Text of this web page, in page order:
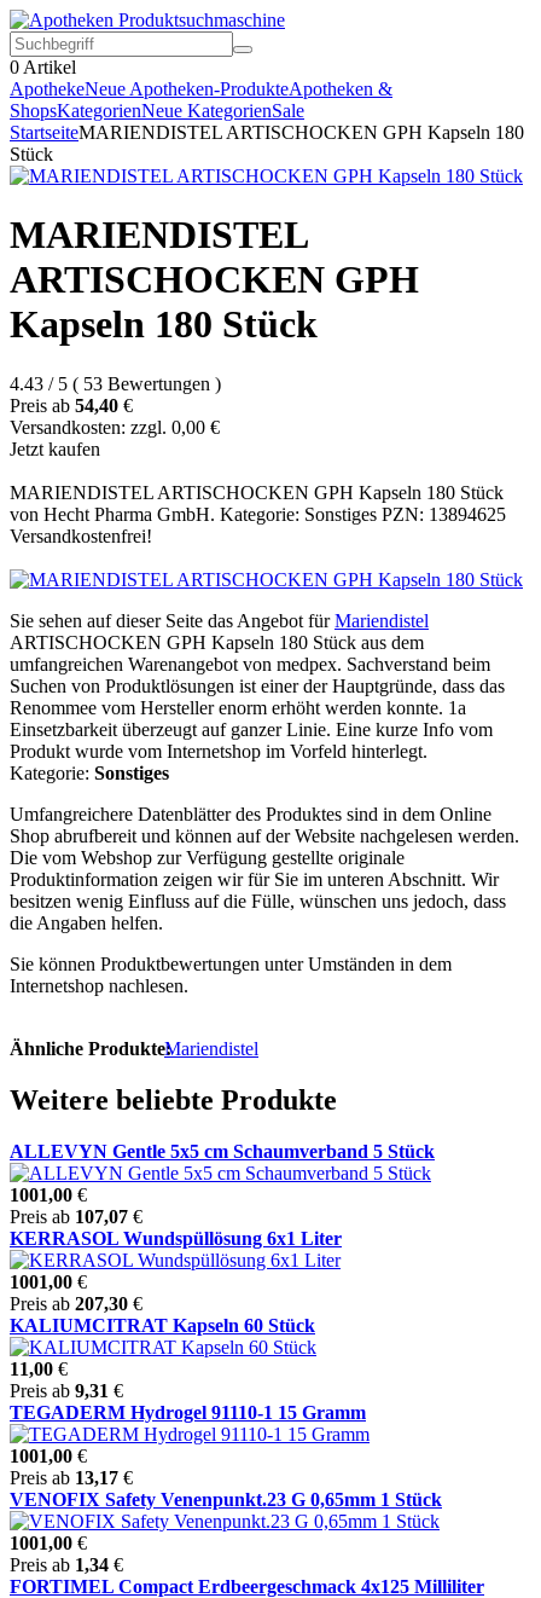
0 Artikel
ApothekeNeue Apotheken-ProdukteApotheken &
ShopsKategorienNeue KategorienSale
StartseiteMARIENDISTEL ARTISCHOCKEN GPH Kapseln 180
Stück
MARIENDISTEL
ARTISCHOCKEN GPH
Kapseln 180 Stück
4.43 / 5 ( 53 Bewertungen )
Preis ab 54,40 €
Versandkosten: zzgl. 0,00 €
Jetzt kaufen
MARIENDISTEL ARTISCHOCKEN GPH Kapseln 180 Stück
von Hecht Pharma GmbH. Kategorie: Sonstiges PZN: 13894625
Versandkostenfrei!
Sie sehen auf dieser Seite das Angebot fürMariendistel
ARTISCHOCKEN GPH Kapseln 180 Stück aus dem
umfangreichen Warenangebot von medpex. Sachverstand beim
Suchen von Produktlösungen ist einer der Hauptgründe, dass das
Renommee vom Hersteller enorm erhöht werden konnte. 1a
Einsetzbarkeit überzeugt auf ganzer Linie. Eine kurze Info vom
Produkt wurde vom Internetshop im Vorfeld hinterlegt.
Kategorie: Sonstiges
Umfangreichere Datenblätter des Produktes sind in dem Online
Shop abrufbereit und können auf der Website nachgelesen werden.
Die vom Webshop zur Verfügung gestellte originale
Produktinformation zeigen wir für Sie im unteren Abschnitt. Wir
besitzen wenig Einfluss auf die Fülle, wünschen uns jedoch, dass
die Angaben helfen.
Sie können Produktbewertungen unter Umständen in dem
Internetshop nachlesen.
Ähnliche Produkte:Mariendistel
Weitere beliebte Produkte
ALLEVYN Gentle 5x5 cm Schaumverband 5 Stück
1001,00 €
Preis ab 107,07 €
KERRASOL Wundspüllösung 6x1 Liter
1001,00 €
Preis ab 207,30 €
KALIUMCITRAT Kapseln 60 Stück
11,00 €
Preis ab 9,31 €
TEGADERM Hydrogel 91110-1 15 Gramm
1001,00 €
Preis ab 13,17 €
VENOFIX Safety Venenpunkt.23 G 0,65mm 1 Stück
1001,00 €
Preis ab 1,34 €
FORTIMEL Compact Erdbeergeschmack 4x125 Milliliter